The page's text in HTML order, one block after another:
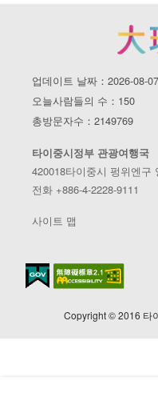
업데이트 날짜：2026-08-07
오늘사람들의 수：150
총방문자수：2149769
타이중시정부 관광여행국
420018타이중시 펑위엔구
전화 +886-4-2228-9111
사이트 맵
Copyright © 2016 타